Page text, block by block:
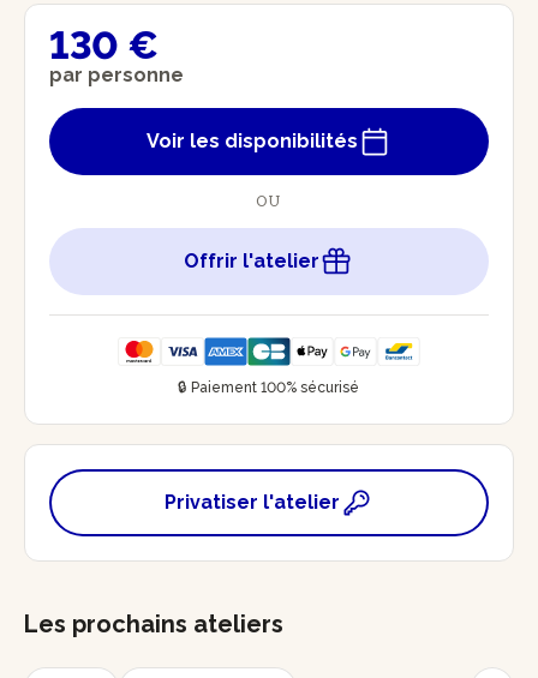
130 €
par personne
Voir les disponibilités
OU
Offrir l'atelier
🔒 Paiement 100% sécurisé
Privatiser l'atelier
Les prochains ateliers